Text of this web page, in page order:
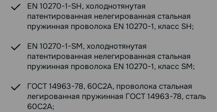
EN 10270-1-SH, холоднотянутая
патентированная нелегированная стальная
пружинная проволока EN 10270-1, класс SH;
EN 10270-1-SM, холоднотянутая
патентированная нелегированная стальная
пружинная проволока EN 10270-1, класс SM;
ГОСТ 14963-78, 60С2А, проволока стальная
легированная пружинная ГОСТ 14963-78, сталь
60С2А;